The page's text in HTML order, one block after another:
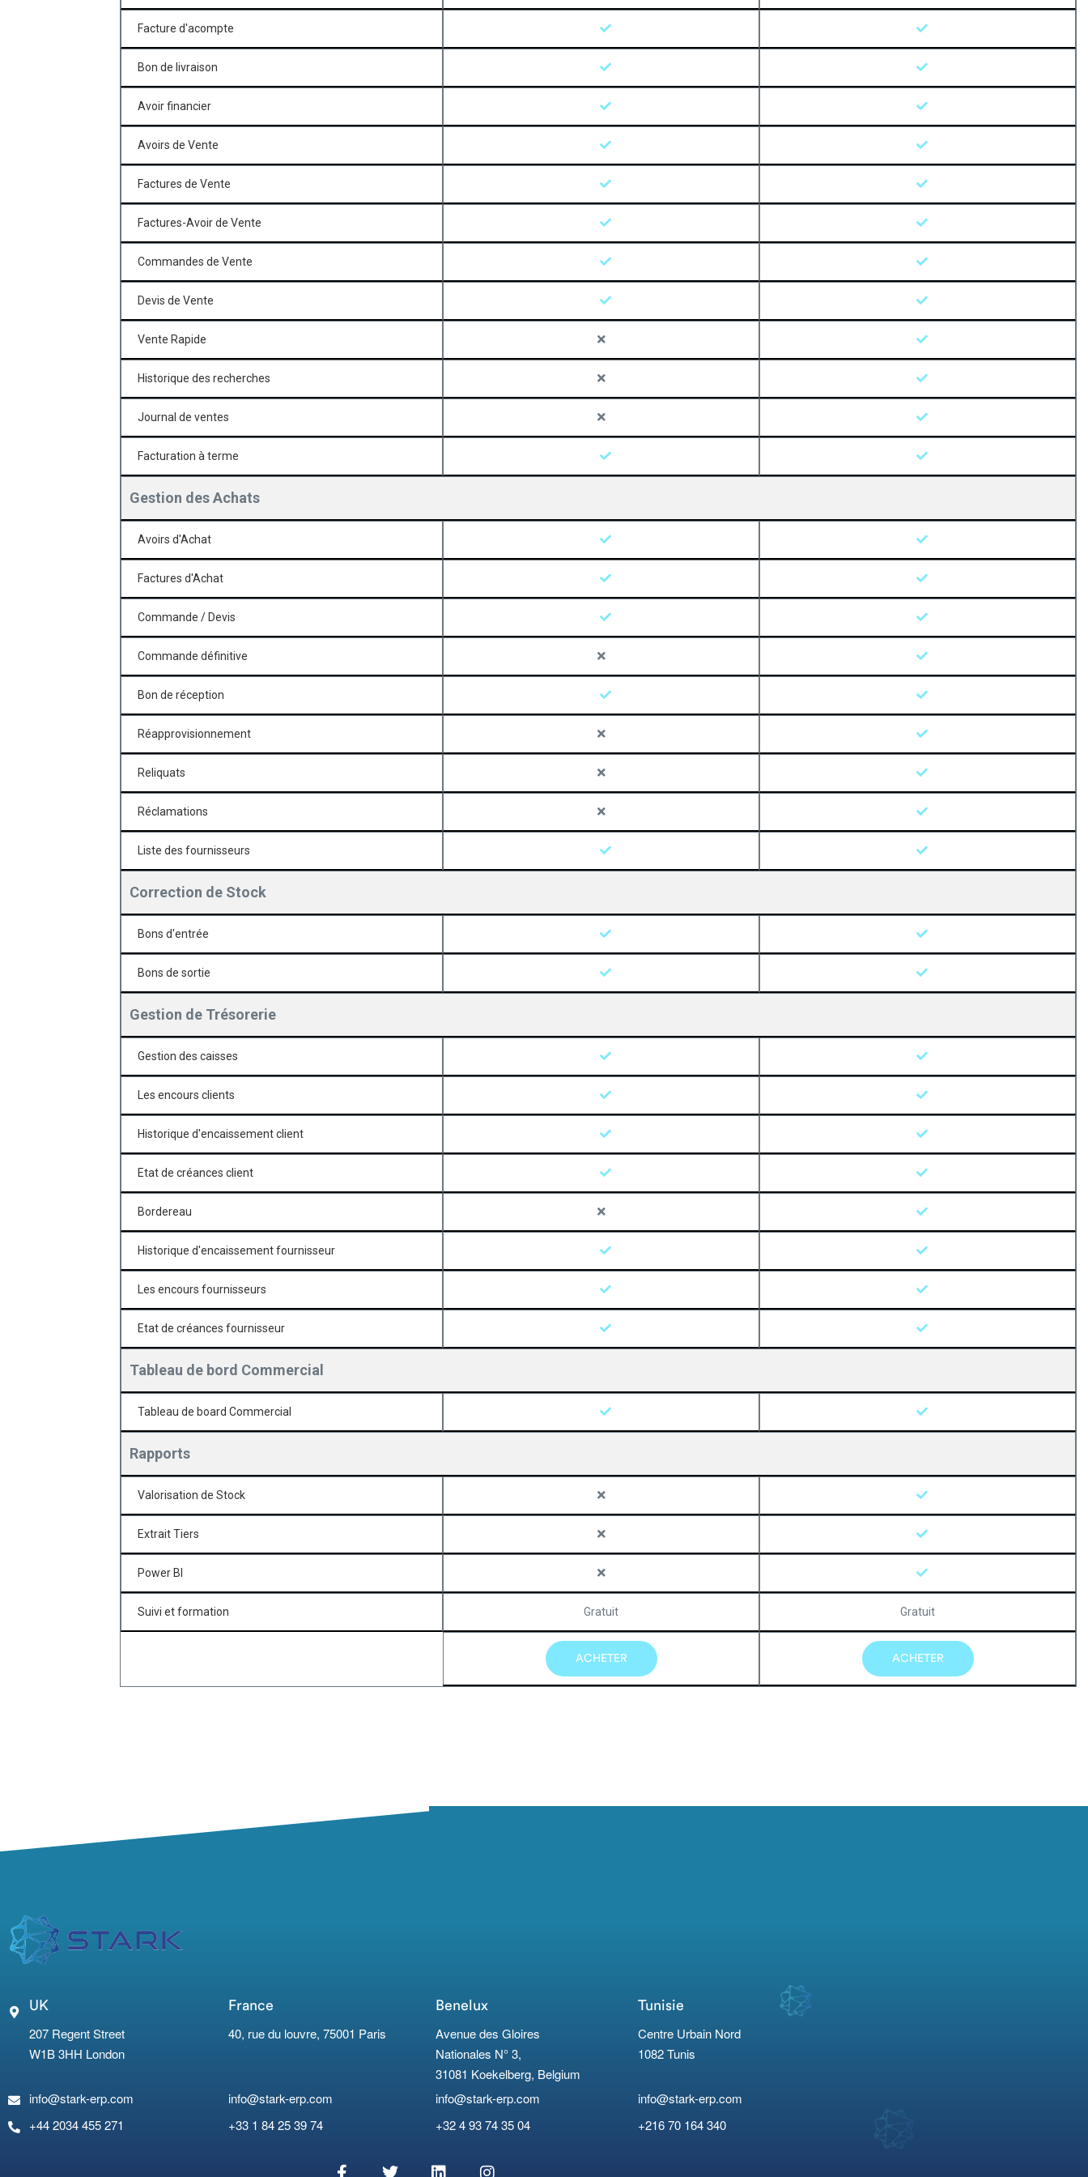
Facture d'acompte
Bon de livraison
Avoir financier
Avoirs de Vente
Factures de Vente
Factures-Avoir de Vente
Commandes de Vente
Devis de Vente
Vente Rapide
Historique des recherches
Journal de ventes
Facturation à terme
Gestion des Achats
Avoirs d'Achat
Factures d'Achat
Commande / Devis
Commande définitive
Bon de réception
Réapprovisionnement
Reliquats
Réclamations
Liste des fournisseurs
Correction de Stock
Bons d'entrée
Bons de sortie
Gestion de Trésorerie
Gestion des caisses
Les encours clients
Historique d'encaissement client
Etat de créances client
Bordereau
Historique d'encaissement fournisseur
Les encours fournisseurs
Etat de créances fournisseur
Tableau de bord Commercial
Tableau de board Commercial
Rapports
Valorisation de Stock
Extrait Tiers
Power BI
Suivi et formation Gratuit Gratuit
ACHETER ACHETER
UK
207 Regent Street
W1B 3HH London
France
40, rue du louvre, 75001 Paris
Benelux
Avenue des Gloires
Nationales N° 3,
31081 Koekelberg, Belgium
Tunisie
Centre Urbain Nord
1082 Tunis
info@stark-erp.com info@stark-erp.com info@stark-erp.com
info@stark-erp.com
+44 2034 455 271
+33 1 84 25 39 74 +32 4 93 74 35 04 +216 70 164 340